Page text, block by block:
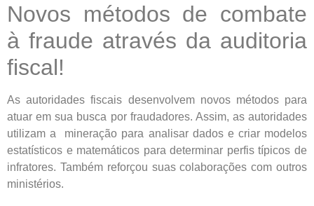
Novos métodos de combate
à fraude através da auditoria
fiscal!
As autoridades fiscais desenvolvem novos métodos para
atuar em sua busca por fraudadores. Assim, as autoridades
utilizam a mineração para analisar dados e criar modelos
estatísticos e matemáticos para determinar perfis típicos de
infratores. Também reforçou suas colaborações com outros
ministérios.